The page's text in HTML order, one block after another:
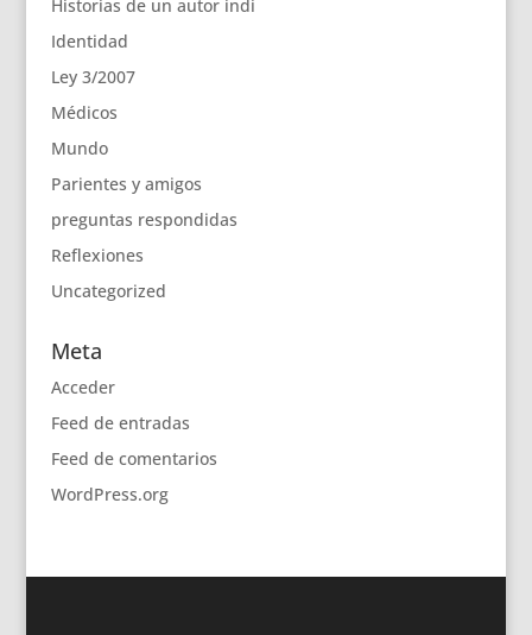
Historias de un autor indi
Identidad
Ley 3/2007
Médicos
Mundo
Parientes y amigos
preguntas respondidas
Reflexiones
Uncategorized
Meta
Acceder
Feed de entradas
Feed de comentarios
WordPress.org